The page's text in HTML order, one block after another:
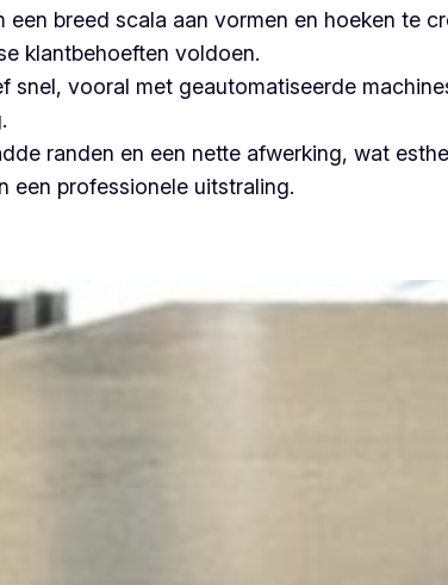
een breed scala aan vormen en hoeken te
klantbehoeften voldoen.
snel, vooral met geautomatiseerde
randen en een nette afwerking, wat
een professionele uitstraling.